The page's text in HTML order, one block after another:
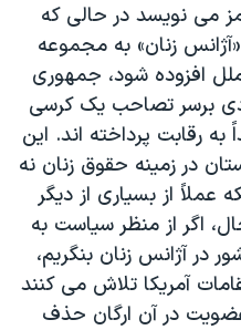
می نويسد در حالی که
زنان» به مجموعه
افزوده شود، جمهوری
برسر تصاحب يک کرسی
به رقابت پرداخته اند. اين
در زمينه حقوق زنان نه
عملاً از بسياری از ديگر
اگر از منظر سياست به
در آژانس زنان بنگريم،
آمريکا تلاش می کنند
عضويت در آن ارگان حذف